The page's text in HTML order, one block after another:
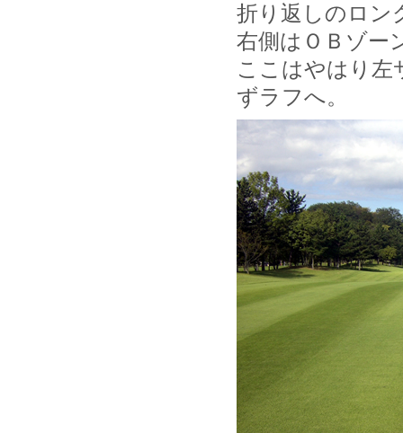
折り返しのロン
右側はＯＢゾー
ここはやはり左
ずラフへ。